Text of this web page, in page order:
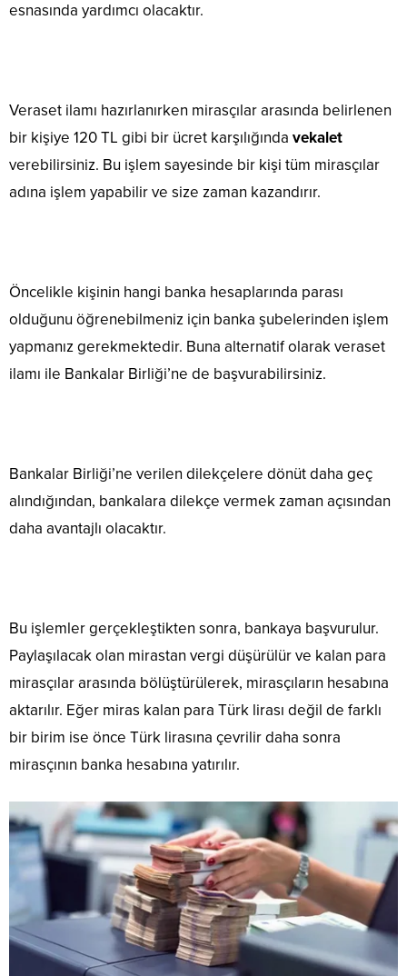
esnasında yardımcı olacaktır.
Veraset ilamı hazırlanırken mirasçılar arasında belirlenen
bir kişiye 120 TL gibi bir ücret karşılığında vekalet
verebilirsiniz. Bu işlem sayesinde bir kişi tüm mirasçılar
adına işlem yapabilir ve size zaman kazandırır.
Öncelikle kişinin hangi banka hesaplarında parası
olduğunu öğrenebilmeniz için banka şubelerinden işlem
yapmanız gerekmektedir. Buna alternatif olarak veraset
ilamı ile Bankalar Birliği’ne de başvurabilirsiniz.
Bankalar Birliği’ne verilen dilekçelere dönüt daha geç
alındığından, bankalara dilekçe vermek zaman açısından
daha avantajlı olacaktır.
Bu işlemler gerçekleştikten sonra, bankaya başvurulur.
Paylaşılacak olan mirastan vergi düşürülür ve kalan para
mirasçılar arasında bölüştürülerek, mirasçıların hesabına
aktarılır. Eğer miras kalan para Türk lirası değil de farklı
bir birim ise önce Türk lirasına çevrilir daha sonra
mirasçının banka hesabına yatırılır.